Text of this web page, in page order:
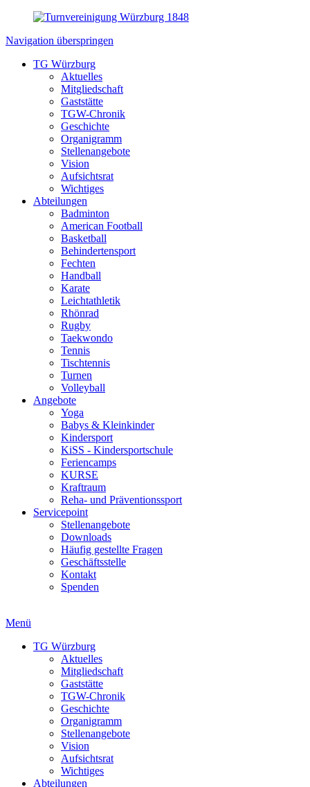
Navigation überspringen
TG Würzburg
Aktuelles
Mitgliedschaft
Gaststätte
TGW-Chronik
Geschichte
Organigramm
Stellenangebote
Vision
Aufsichtsrat
Wichtiges
Abteilungen
Badminton
American Football
Basketball
Behindertensport
Fechten
Handball
Karate
Leichtathletik
Rhönrad
Rugby
Taekwondo
Tennis
Tischtennis
Turnen
Volleyball
Angebote
Yoga
Babys & Kleinkinder
Kindersport
KiSS - Kindersportschule
Feriencamps
KURSE
Kraftraum
Reha- und Präventionssport
Servicepoint
Stellenangebote
Downloads
Häufig gestellte Fragen
Geschäftsstelle
Kontakt
Spenden
Menü
TG Würzburg
Aktuelles
Mitgliedschaft
Gaststätte
TGW-Chronik
Geschichte
Organigramm
Stellenangebote
Vision
Aufsichtsrat
Wichtiges
Abteilungen